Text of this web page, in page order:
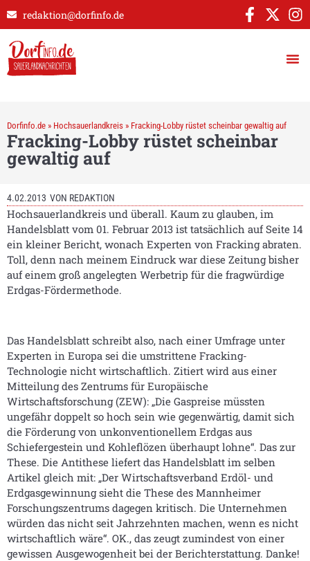
redaktion@dorfinfo.de
Dorfinfo.de » Hochsauerlandkreis » Fracking-Lobby rüstet scheinbar gewaltig auf
Fracking-Lobby rüstet scheinbar
gewaltig auf
4.02.2013 VON REDAKTION
Hochsauerlandkreis und überall. Kaum zu glauben, im
Handelsblatt vom 01. Februar 2013 ist tatsächlich auf Seite 14
ein kleiner Bericht, wonach Experten von Fracking abraten.
Toll, denn nach meinem Eindruck war diese Zeitung bisher
auf einem groß angelegten Werbetrip für die fragwürdige
Erdgas-Fördermethode.
Das Handelsblatt schreibt also, nach einer Umfrage unter
Experten in Europa sei die umstrittene Fracking-
Technologie nicht wirtschaftlich. Zitiert wird aus einer
Mitteilung des Zentrums für Europäische
Wirtschaftsforschung (ZEW): „Die Gaspreise müssten
ungefähr doppelt so hoch sein wie gegenwärtig, damit sich
die Förderung von unkonventionellem Erdgas aus
Schiefergestein und Kohleflözen überhaupt lohne“. Das zur
These. Die Antithese liefert das Handelsblatt im selben
Artikel gleich mit: „Der Wirtschaftsverband Erdöl- und
Erdgasgewinnung sieht die These des Mannheimer
Forschungszentrums dagegen kritisch. Die Unternehmen
würden das nicht seit Jahrzehnten machen, wenn es nicht
wirtschaftlich wäre“. OK., das zeugt zumindest von einer
gewissen Ausgewogenheit bei der Berichterstattung. Danke!